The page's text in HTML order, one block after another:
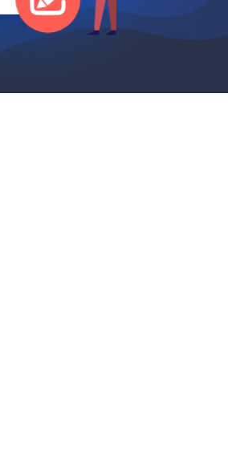
videos intuitivo.